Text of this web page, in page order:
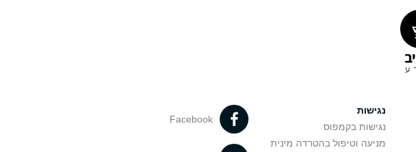
נגישות
נגישות בקמפוס
מניעה וטיפול בהטרדה מינית
Facebook